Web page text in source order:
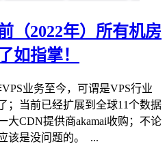
（2022年）所有机房
如指掌！
业务至今，可谓是VPS行业
；当前已经扩展到全球11个数据
大CDN提供商akamai收购；不论
该是没问题的。 ...